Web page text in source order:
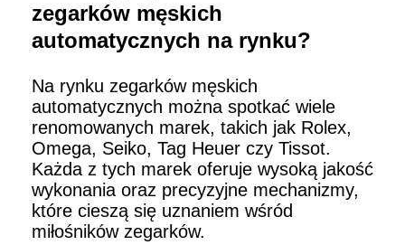
zegarków męskich
automatycznych na rynku?
Na rynku zegarków męskich
automatycznych można spotkać wiele
renomowanych marek, takich jak Rolex,
Omega, Seiko, Tag Heuer czy Tissot.
Każda z tych marek oferuje wysoką jakość
wykonania oraz precyzyjne mechanizmy,
które cieszą się uznaniem wśród
miłośników zegarków.